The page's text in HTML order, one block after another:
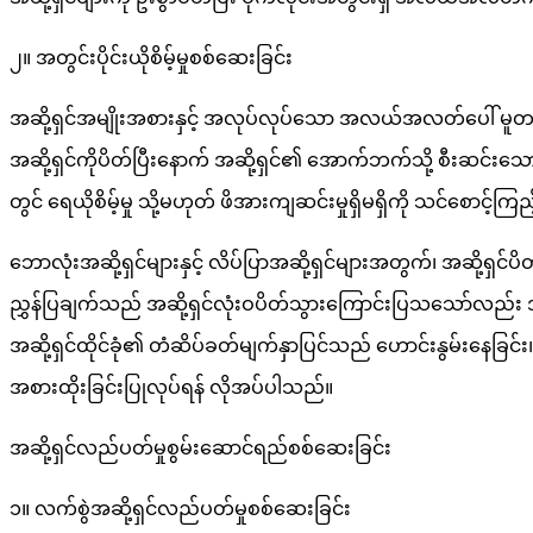
၂။ အတွင်းပိုင်းယိုစိမ့်မှုစစ်ဆေးခြင်း
အဆို့ရှင်အမျိုးအစားနှင့် အလုပ်လုပ်သော အလယ်အလတ်ပေါ် မူတ
အဆို့ရှင်ကိုပိတ်ပြီးနောက် အဆို့ရှင်၏ အောက်ဘက်သို့ စီးဆင်းသေ
တွင် ရေယိုစိမ့်မှု သို့မဟုတ် ဖိအားကျဆင်းမှုရှိမရှိကို သင်စောင့်က
ဘောလုံးအဆို့ရှင်များနှင့် လိပ်ပြာအဆို့ရှင်များအတွက်၊ အဆို့ရှင်ပိ
ညွှန်ပြချက်သည် အဆို့ရှင်လုံးဝပိတ်သွားကြောင်းပြသသော်လည်
အဆို့ရှင်ထိုင်ခုံ၏ တံဆိပ်ခတ်မျက်နှာပြင်သည် ဟောင်းနွမ်းနေခြင်း
အစားထိုးခြင်းပြုလုပ်ရန် လိုအပ်ပါသည်။
အဆို့ရှင်လည်ပတ်မှုစွမ်းဆောင်ရည်စစ်ဆေးခြင်း
၁။ လက်စွဲအဆို့ရှင်လည်ပတ်မှုစစ်ဆေးခြင်း